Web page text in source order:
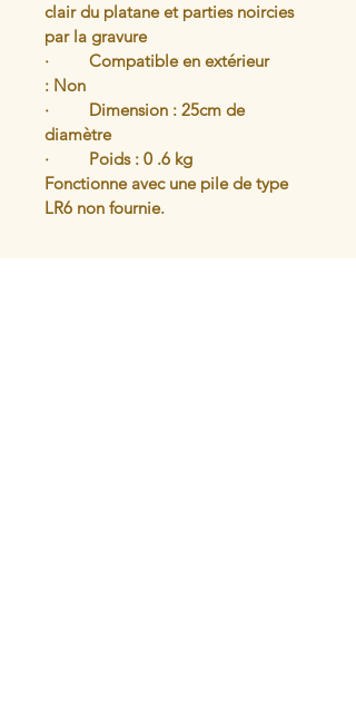
clair du platane et parties noircies
par la gravure
·         Compatible en extérieur
: Non
·         Dimension : 25cm de
diamètre
·         Poids : 0 .6 kg
Fonctionne avec une pile de type
LR6 non fournie.